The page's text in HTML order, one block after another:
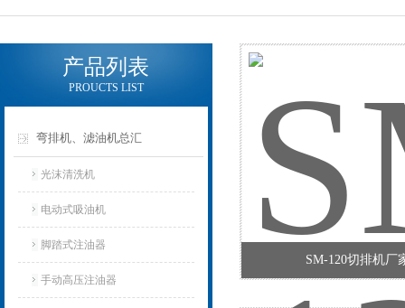
产品列表
PROUCTS LIST
弯排机、滤油机总汇
光沫清洗机
电动式吸油机
脚踏式注油器
手动高压注油器
SM-120切排机厂